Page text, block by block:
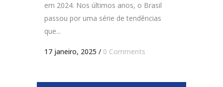
em 2024. Nos últimos anos, o Brasil
passou por uma série de tendências
que...
17 janeiro, 2025 / 0 Comments